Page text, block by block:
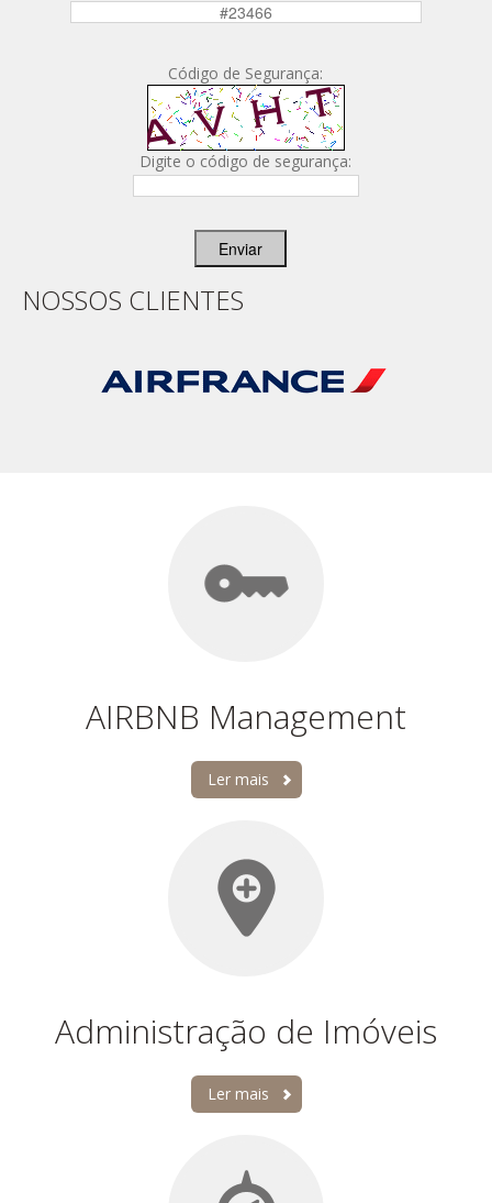
Código de Segurança:
Digite o código de segurança:
Enviar
NOSSOS CLIENTES
AIRBNB Management
Ler mais
Administração de Imóveis
Ler mais